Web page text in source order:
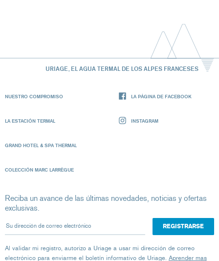
URIAGE, EL AGUA TERMAL DE LOS ALPES FRANCESES
NUESTRO COMPROMISO
LA ESTACIÓN TERMAL
GRAND HOTEL & SPA THERMAL
COLECCIÓN MARC LARRÈGUE
LA PÁGINA DE FACEBOOK
INSTAGRAM
Reciba un avance de las últimas novedades, noticias y ofertas
exclusivas.
Su dirección de correo electrónico
Al validar mi registro, autorizo ​​a Uriage a usar mi dirección de correo
electrónico para enviarme el boletín informativo de Uriage. Aprender mas